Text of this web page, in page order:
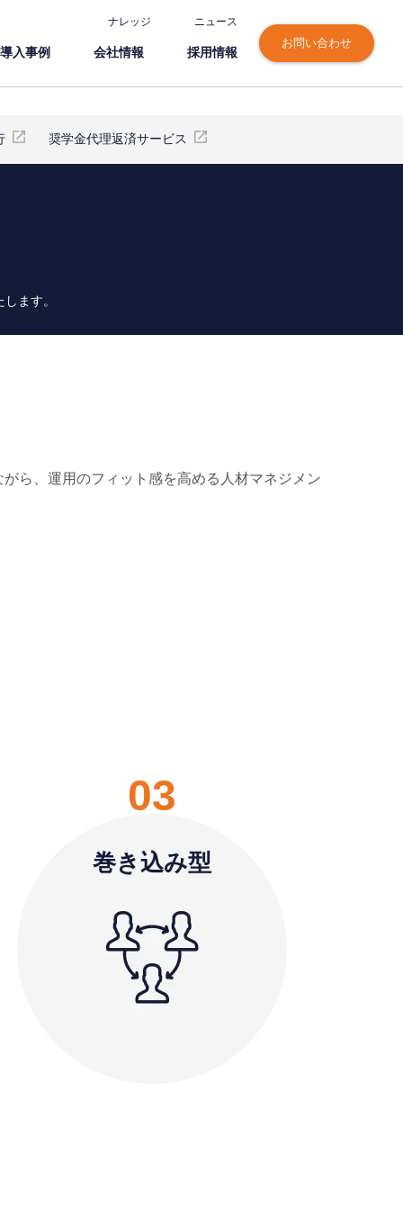
ナレッジ ニュース
導⼊事例 会社情報 採⽤情報
お問い合わせ
奨学金代理返済サービス
ます。
ら、運⽤のフィット感を⾼める⼈材マネジメン
03
巻き込み型